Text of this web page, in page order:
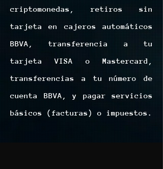
criptomonedas, retiros sin
tarjeta en cajeros automáticos
BBVA, transferencia a tu
tarjeta VISA o Mastercard,
transferencias a tu número de
cuenta BBVA, y pagar servicios
básicos (facturas) o impuestos.